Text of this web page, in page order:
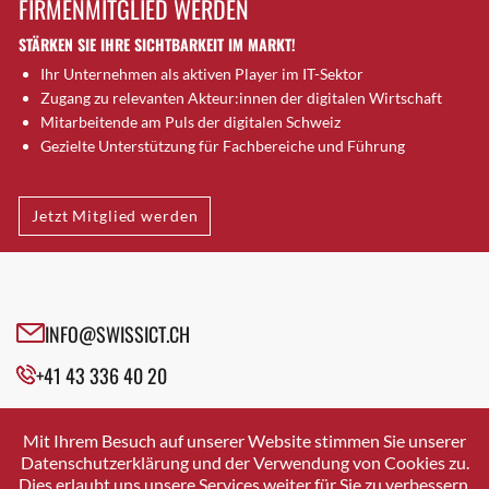
Brütten
Bubendorf
Bubikon
Buchs (SG)
Burgdorf
Bülach
Cazis
Cham
Davos Platz
Davos Platz 1
Dietikon
Dietlikon
FIRMENMITGLIED WERDEN
STÄRKEN SIE IHRE SICHTBARKEIT IM MARKT!
Ihr Unternehmen als aktiven Player im IT-Sektor
Zugang zu relevanten Akteur:innen der digitalen Wirtschaft
Mitarbeitende am Puls der digitalen Schweiz
Gezielte Unterstützung für Fachbereiche und Führung
Jetzt Mitglied werden
INFO@SWISSICT.CH
+41 43 336 40 20
SWISSICT
VULKANSTRASSE 120
8048 ZURICH
Mit Ihrem Besuch auf unserer Website stimmen Sie unserer
Datenschutzerklärung und der Verwendung von Cookies zu.
Dies erlaubt uns unsere Services weiter für Sie zu verbessern.